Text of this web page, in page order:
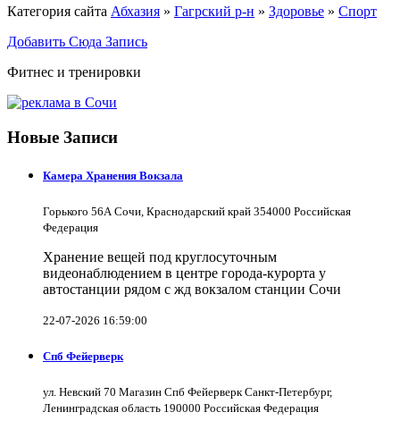
Категория сайта Абхазия » Гагрский р-н » Здоровье » Спорт
Добавить Сюда Запись
Фитнес и тренировки
Новые Записи
Камера Хранения Вокзала
Горького 56А Сочи, Краснодарский край 354000 Российская
Федерация
Хранение вещей под круглосуточным
видеонаблюдением в центре города-курорта у
автостанции рядом с жд вокзалом станции Сочи
22-07-2026 16:59:00
Спб Фейерверк
ул. Невский 70 Магазин Спб Фейерверк Санкт-Петербург,
Ленинградская область 190000 Российская Федерация